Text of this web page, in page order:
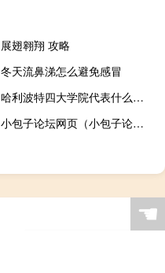
展翅翱翔 攻略
冬天流鼻涕怎么避免感冒
哈利波特四大学院代表什么（哈利波特四大学院）
小包子论坛网页（小包子论坛）
☚